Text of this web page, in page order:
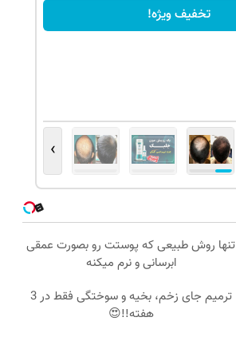
تخفیف ویژه!
›
تنها روش طبیعی که پوستت رو بصورت عمقی
ابرسانی و نرم میکنه
ترمیم جای زخم، بخیه و سوختگی فقط در 3
هفته!!😍